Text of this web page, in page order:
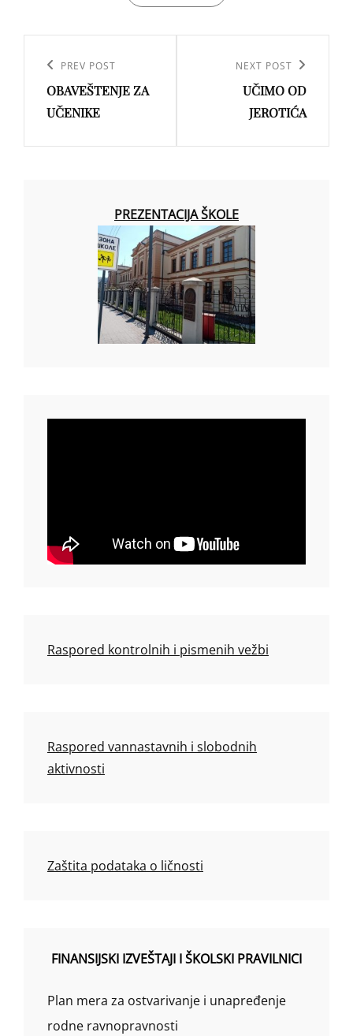
чланка
Previous
Post
PREV POST
OBAVEŠTENJE ZA
UČENIKE
NEXT POST
UČIMO OD
JEROTIĆA
PREZENTACIJA ŠKOLE
Raspored kontrolnih i pismenih vežbi
Raspored vannastavnih i slobodnih
aktivnosti
Zaštita podataka o ličnosti
FINANSIJSKI IZVEŠTAJI I ŠKOLSKI PRAVILNICI
Plan mera za ostvarivanje i unapređenje
rodne ravnopravnosti